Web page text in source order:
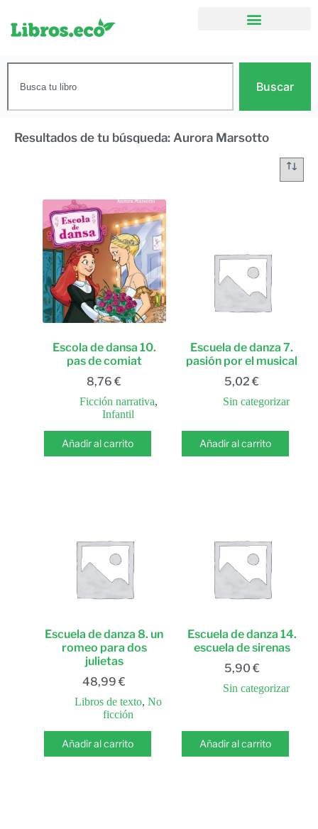
Buscar
Resultados de tu búsqueda: Aurora Marsotto
Escola de dansa 10.
pas de comiat
8,76€
Ficción narrativa,
Infantil
Añadir al carrito
Escuela de danza 7.
pasión por el musical
5,02€
Sin categorizar
Añadir al carrito
Escuela de danza 8. un
romeo para dos
julietas
48,99€
Libros de texto,No
ficción
Añadir al carrito
Escuela de danza 14.
escuela de sirenas
5,90 €
Sin categorizar
Añadir al carrito